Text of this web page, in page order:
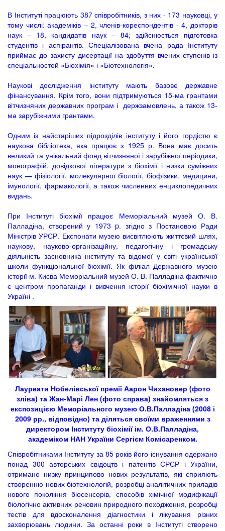
В Інституті працюють 387 співробітників, з них - 173 науковці, у
тому числі: академіків – 2, членів-кореспондентів - 4, докторів
наук – 18, кандидатів наук – 84; здійснюється підготовка
студентів і аспірантів. Спеціалізована вчена рада Інституту
приймає до захисту дисертації на здобуття вчених ступенів із
спеціальностей «Біохімія» і «Біотехнологія».
Наукові дослідження інституту мають базове державне
фінансування. Крім того, вони підтримуються 15-ма грантами
вітчизняних державних програм і держзамовлень, а також 13-
ма зарубіжними грантами.
Одним із найстаріших підрозділів інституту і його гордістю є
наукова бібліотека, яка працює з 1925 р. Вона має досить
великий та унікальний фонд вітчизняної і зарубіжної періодики,
монографій, довідкової літератури з біохімії і низки суміжних
наук — фізіології, молекулярної біології, біофізики, медицини,
імунології, фармакології, а також численних енциклопедичних
видань.
При Інституті біохімії працює Меморіальний музей О. В.
Палладіна, створений у 1973 p. згідно з Постановою Ради
Міністрів УРСР. Експонати музею висвітлюють життєвий шлях,
наукову, науково-організаційну, педагогічну і громадську
діяльність засновника інституту та відомої у світі української
школи функціональної біохімії. Як філіал Державного музею
історії м. Києва Меморіальний музей О. В. Палладіна фактично
є центром пропаганди і вивчення історії біохімічної науки в
Україні .
Лауреати Нобелівської премії Аарон Чихановер (фото
зліва) та Жан-Марі Лен (фото справа) знайомляться з
експозицією Меморіального музею О.В.Палладіна (2008 і
2009 рр., відповідно) та діляться своїми враженнями з
директором Інституту біохімії ім. О.В.Палладіна,
академіком НАН України Сергієм Комісаренком.
Співробітниками Інституту за 85 років його існування одержано
понад 300 авторських свідоцтв і патентів СРСР і України,
отримано низку принципово нових результатів, які сприяють
створенню нових біотехнологій, розробці аналітичних приладів
нового покоління біосенсорів, способів хімічної модифікації
біологічно активних речовин природного походження, розробці
тестів для вдосконалення діагностики і лікування різних
захворювань людини. За останні роки в Інституті створено